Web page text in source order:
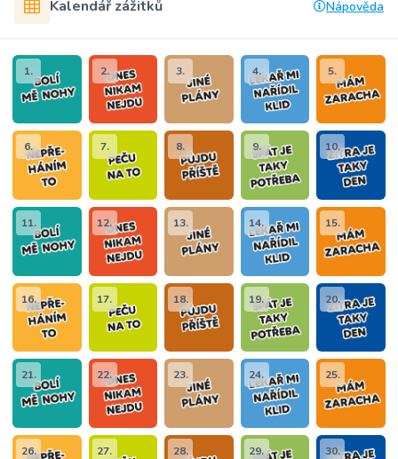
Kalendář zážitků Nápověda
1. 2. 3. 4. 5.
6. 7. 8. 9. 10.
11. 12. 13. 14. 15.
16. 17. 18. 19. 20.
21. 22. 23. 24. 25.
26. 27. 28. 29. 30.